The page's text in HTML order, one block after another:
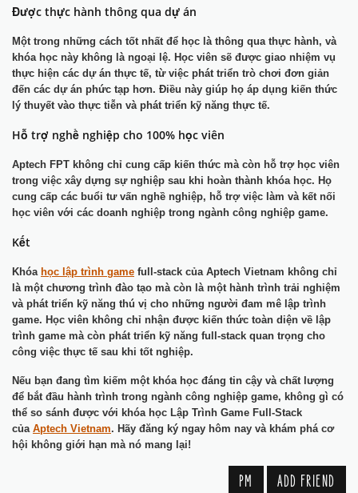
Được thực hành thông qua dự án
Một trong những cách tốt nhất để học là thông qua thực hành, và
khóa học này không là ngoại lệ. Học viên sẽ được giao nhiệm vụ
thực hiện các dự án thực tế, từ việc phát triển trò chơi đơn giản
đến các dự án phức tạp hơn. Điều này giúp họ áp dụng kiến thức
lý thuyết vào thực tiễn và phát triển kỹ năng thực tế.
Hỗ trợ nghề nghiệp cho 100% học viên
Aptech FPT không chỉ cung cấp kiến thức mà còn hỗ trợ học viên
trong việc xây dựng sự nghiệp sau khi hoàn thành khóa học. Họ
cung cấp các buổi tư vấn nghề nghiệp, hỗ trợ việc làm và kết nối
học viên với các doanh nghiệp trong ngành công nghiệp game.
Kết
Khóa học lập trình game full-stack của Aptech Vietnam không chỉ
là một chương trình đào tạo mà còn là một hành trình trải nghiệm
và phát triển kỹ năng thú vị cho những người đam mê lập trình
game. Học viên không chỉ nhận được kiến thức toàn diện về lập
trình game mà còn phát triển kỹ năng full-stack quan trọng cho
công việc thực tế sau khi tốt nghiệp.
Nếu bạn đang tìm kiếm một khóa học đáng tin cậy và chất lượng
để bắt đầu hành trình trong ngành công nghiệp game, không gì có
thể so sánh được với khóa học Lập Trình Game Full-Stack
của Aptech Vietnam. Hãy đăng ký ngay hôm nay và khám phá cơ
hội không giới hạn mà nó mang lại!
PM ADD FRIEND